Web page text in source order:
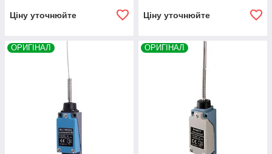
Ціну уточнюйте Ціну уточнюйте
ОРИГІНАЛ ОРИГІНАЛ